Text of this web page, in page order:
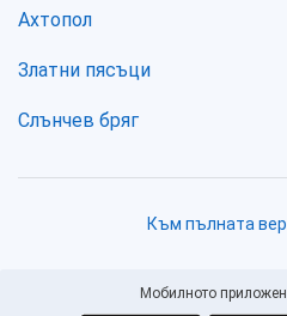
Ахтопол
Златни пясъци
Слънчев бряг
Към пълната
Мобилното